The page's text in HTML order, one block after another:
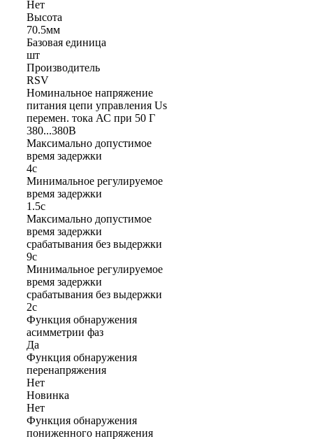
Нет
Высота
70.5мм
Базовая единица
шт
Производитель
RSV
Номинальное напряжение
питания цепи управления Us
перемен. тока АС при 50 Г
380...380В
Максимально допустимое
время задержки
4с
Минимальное регулируемое
время задержки
1.5с
Максимально допустимое
время задержки
срабатывания без выдержки
9с
Минимальное регулируемое
время задержки
срабатывания без выдержки
2с
Функция обнаружения
асимметрии фаз
Да
Функция обнаружения
перенапряжения
Нет
Новинка
Нет
Функция обнаружения
пониженного напряжения